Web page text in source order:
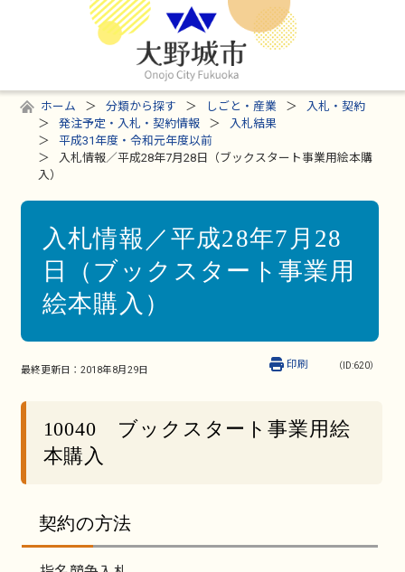
ホーム 分類から探す しごと・産業
入札・契約
発注予定・入札・契約情報
入札結果
平成31年度・令和元年度以前
入札情報／平成28年7月28日（ブックスタート事業用絵本購
入）
入札情報／平成28年7月28
日（ブックスタート事業用
絵本購入）
最終更新日： 2018年8月29日 （ID:620）
印刷
10040 ブックスタート事業用絵
本購入
契約の方法